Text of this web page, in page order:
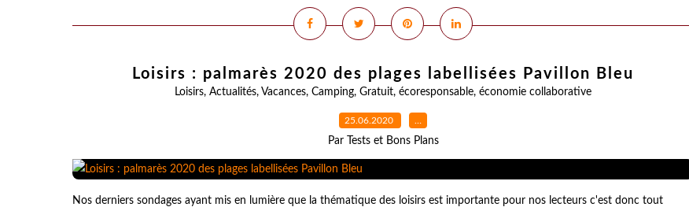
Loisirs : palmarès 2020 des plages labellisées Pavillon Bleu
Loisirs, Actualités, Vacances, Camping, Gratuit, écoresponsable, économie collaborative
25.06.2020 …
Par Tests et Bons Plans
Nos derniers sondages ayant mis en lumière que la thématique des loisirs est importante pour nos lecteurs c'est donc tout